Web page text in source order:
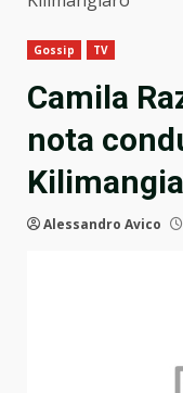
Gossip TV
Camila
nota
Alessandro Avico